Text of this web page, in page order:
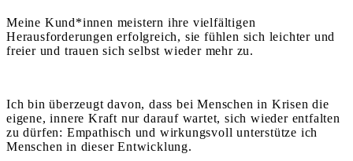
Meine Kund*innen meistern ihre vielfältigen
Herausforderungen erfolgreich, sie fühlen sich leichter und
freier und trauen sich selbst wieder mehr zu.
Ich bin überzeugt davon, dass bei Menschen in Krisen die
eigene, innere Kraft nur darauf wartet, sich wieder entfalten
zu dürfen: Empathisch und wirkungsvoll unterstütze ich
Menschen in dieser Entwicklung.